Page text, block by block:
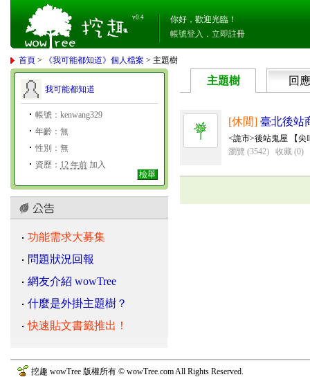
v0.4
你好，歡迎光臨！
帳號登入 ． 立即註冊
首頁 > 《我可能都知道》個人檔案 > 主題樹
我可能都知道
帳號：kenwang329
年齡：無
性別：無
資歷： 12 年前 加入
檢舉
功能需求大募集
問題狀況回報
網友介紹 wowTree
什麼是外掛主題樹？
快速貼文書籤推出！
主題樹 回應
[休閒] 臺北後站
<詭市>後站鬼屋 【尖
瀏覽 (3542)
收藏 (0)
挖趣 wowTree 版權所有 © wowTree.com All Rights Reserved.